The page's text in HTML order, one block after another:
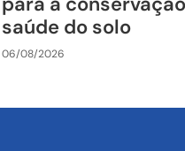
saúde do solo
06/08/2026